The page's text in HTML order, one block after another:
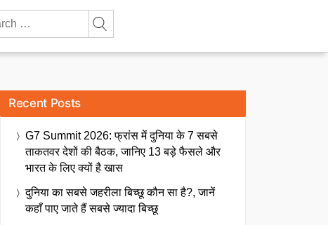
Recent Posts
G7 Summit 2026: फ्रांस में दुनिया के 7 सबसे
ताकतवर देशों की बैठक, जानिए 13 बड़े फैसले और
भारत के लिए क्यों है खास
दुनिया का सबसे जहरीला बिच्छू कौन सा है?, जानें
कहाँ पाए जाते हैं सबसे ज्यादा बिच्छू